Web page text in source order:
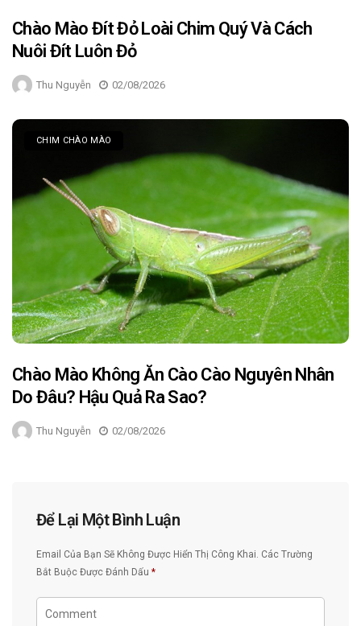
Chào Mào Đít Đỏ Loài Chim Quý Và Cách
Nuôi Đít Luôn Đỏ
Thu Nguyễn 02/08/2026
CHIM CHÀO MÀO
Chào Mào Không Ăn Cào Cào Nguyên Nhân
Do Đâu? Hậu Quả Ra Sao?
Thu Nguyễn 02/08/2026
Để Lại Một Bình Luận
Email Của Bạn Sẽ Không Được Hiển Thị Công Khai. Các Trường
Bắt Buộc Được Đánh Dấu *